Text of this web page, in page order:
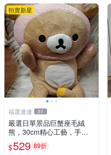
拍賣新星
福運連連 31
嚴選日單景品巨蟹座毛絨
熊，30cm精心工藝，手感
軟糯推薦收藏送人 巨蟹座
毛絨玩具 精緻做工
$529 89折